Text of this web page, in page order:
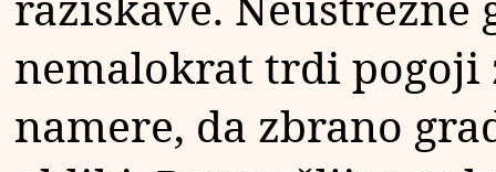
nemalokrat trdi pogoji
namere, da zbrano